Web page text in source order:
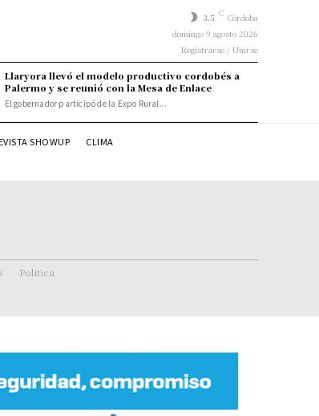
3.5 C Córdoba
domingo 9 agosto 2026
Registrarse / Unirse
Llaryora llevó el modelo productivo cordobés a
Palermo y se reunió con la Mesa de Enlace
El gobernador participó de la Expo Rural...
SHOWUP CLIMA
Politica